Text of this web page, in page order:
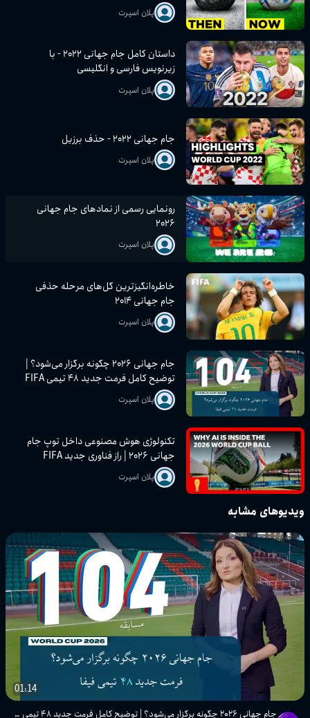
پلان اسپرت
داستان کامل جام جهانی ۲۰۲۲ - با
زیرنویس فارسی و انگلیسی
پلان اسپرت
جام جهانی ۲۰۲۲ - حذف برزیل
پلان اسپرت
رونمایی رسمی از نمادهای جام جهانی
۲۰۲۶
پلان اسپرت
خاطره‌انگیزترین گل‌های مرحله حذفی
جام جهانی ۲۰۱۴
پلان اسپرت
جام جهانی ۲۰۲۶ چگونه برگزار می‌شود؟ |
توضیح کامل فرمت جدید ۴۸ تیمی FIFA
پلان اسپرت
تکنولوژی هوش مصنوعی داخل توپ جام
جهانی ۲۰۲۶ | راز فناوری جدید FIFA
پلان اسپرت
ویدیوهای مشابه
01:14
جام جهانی ۲۰۲۶ چگونه برگزار می‌شود؟ | توضیح کامل فرمت جدید ۴۸ تیمی FIFA